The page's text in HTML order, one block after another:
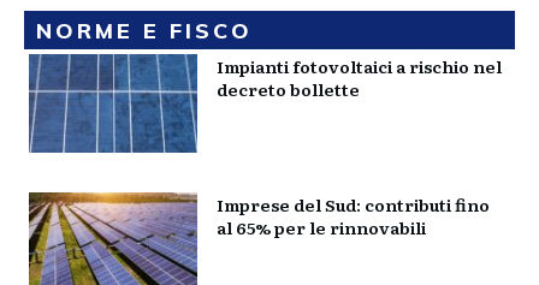
NORME E FISCO
Impianti fotovoltaici a rischio nel
decreto bollette
Imprese del Sud: contributi fino
al 65% per le rinnovabili